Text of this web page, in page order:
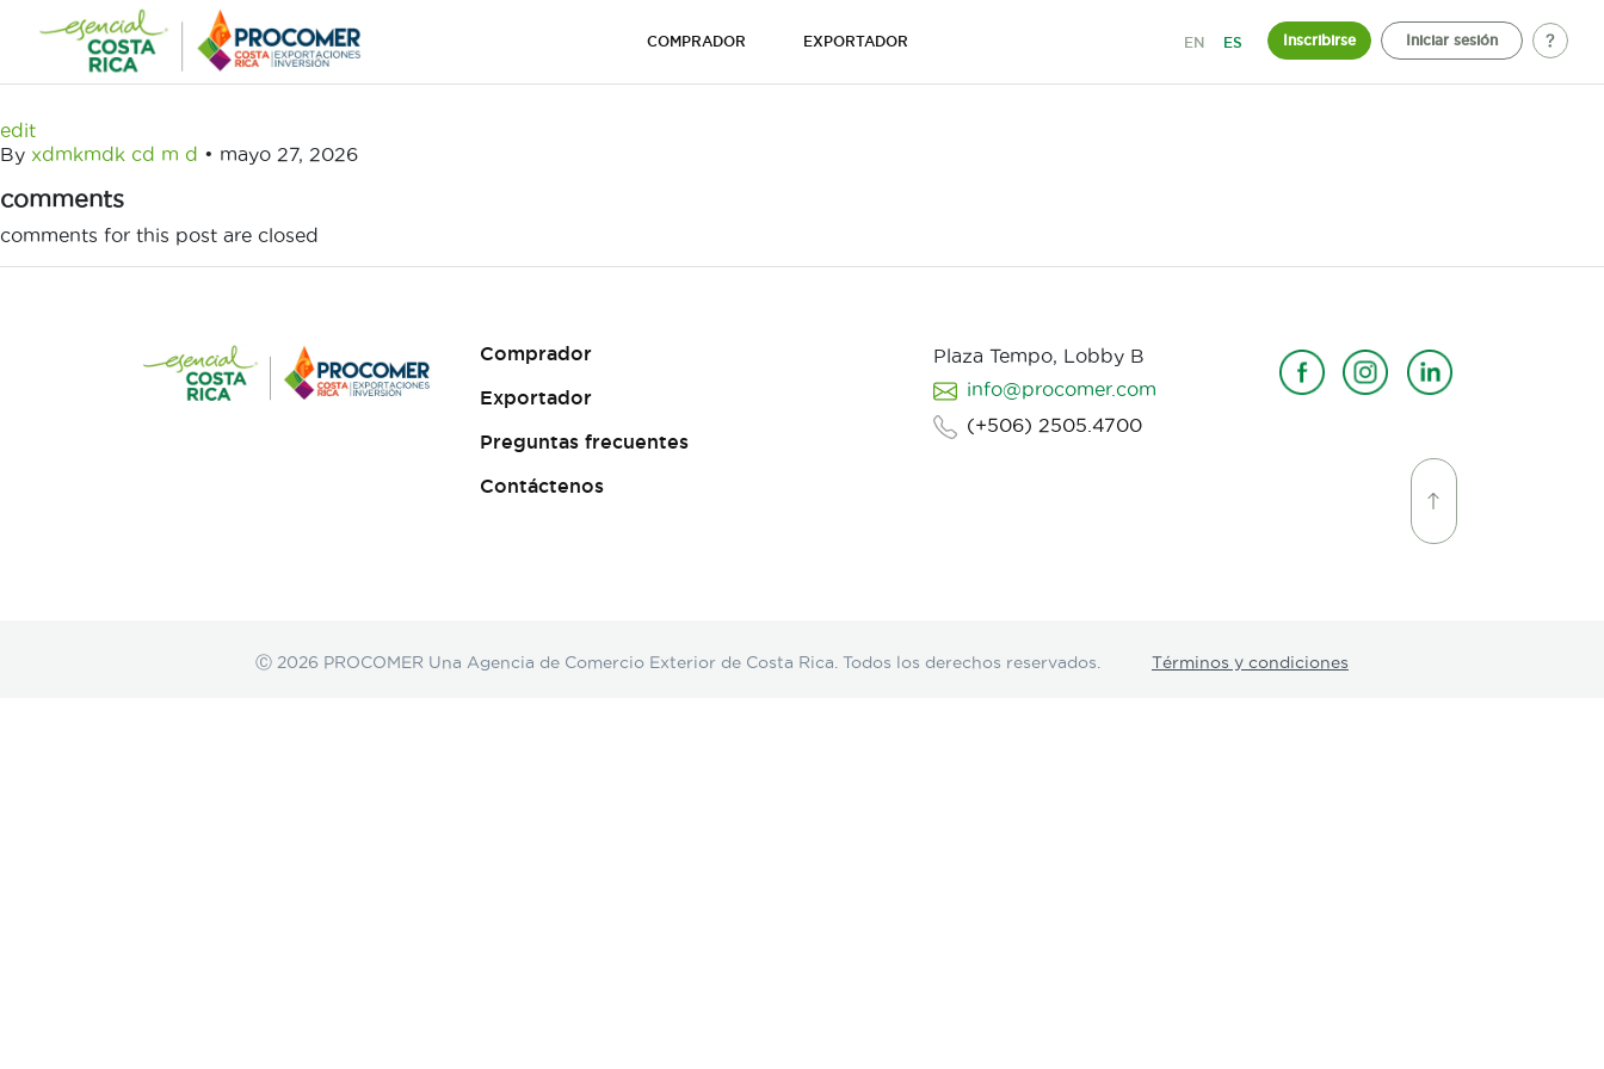
contenido
COMPRADOR EXPORTADOR EN ES Inscribirse Iniciar sesión
edit
By xdmkmdk cd m d • mayo 27, 2026
comments
comments for this post are closed
Comprador
Exportador
Preguntas frecuentes
Contáctenos
Plaza Tempo, Lobby B
info@procomer.com
(+506) 2505.4700
Ⓒ 2026 PROCOMER Una Agencia de Comercio Exterior de Costa Rica. Todos los derechos reservados. Términos y condiciones